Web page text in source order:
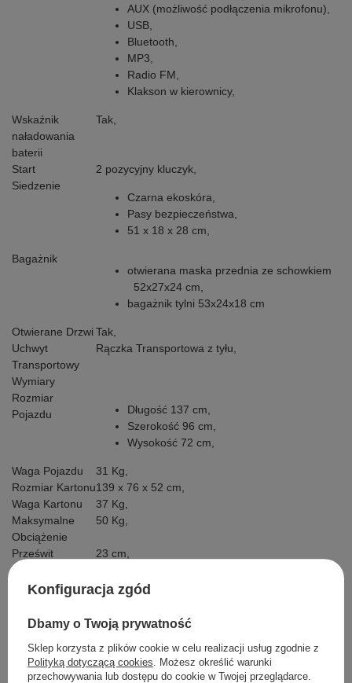
AUX (możliwość podłączenia mikrofonu),
USB,
Bluetooth,
MP3,
Radio FM,
Klakson w kierownicy,
Wskaźnik
naładowania
baterii
Tak,
Start
2 pozycyjny kluczyk,
Siedzenie
Czarna ekoskóra,
Pasy bezpieczeństwa,
51 x 18 x 28 cm,
Bagażnik
otwierana maska przednia ze schowkiem
52x27x24 cm,
bagażnik tylni 53x24x18 cm
Otwierane Drzwi Tak,
Uchwyt
Transportowy
Rączka Transportowa z tyłu,
Wymiary
Rozmiar
Pojazdu
Długość 137 cm,
Szerokość 96 cm,
Wysokość 72 cm,
Waga Pojazdu
31 Kg,
Rozmiar Kartonu139 x 76 x 52 cm,
Waga Kartonu
37 Kg,
Maksymalne
Obciążenie
50 Kg,
Prześwit
23 cm,
Wyposażenie
Dodatkowe
Zestaw
Ładowarka
Pokrowiec Na
Konfiguracja zgód
Dbamy o Twoją prywatność
Sklep korzysta z plików cookie w celu realizacji usług zgodnie z
Polityką dotyczącą cookies. Możesz określić warunki
przechowywania lub dostępu do cookie w Twojej przeglądarce.